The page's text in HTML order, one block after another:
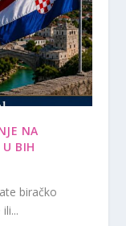
NA
BIH
biračko